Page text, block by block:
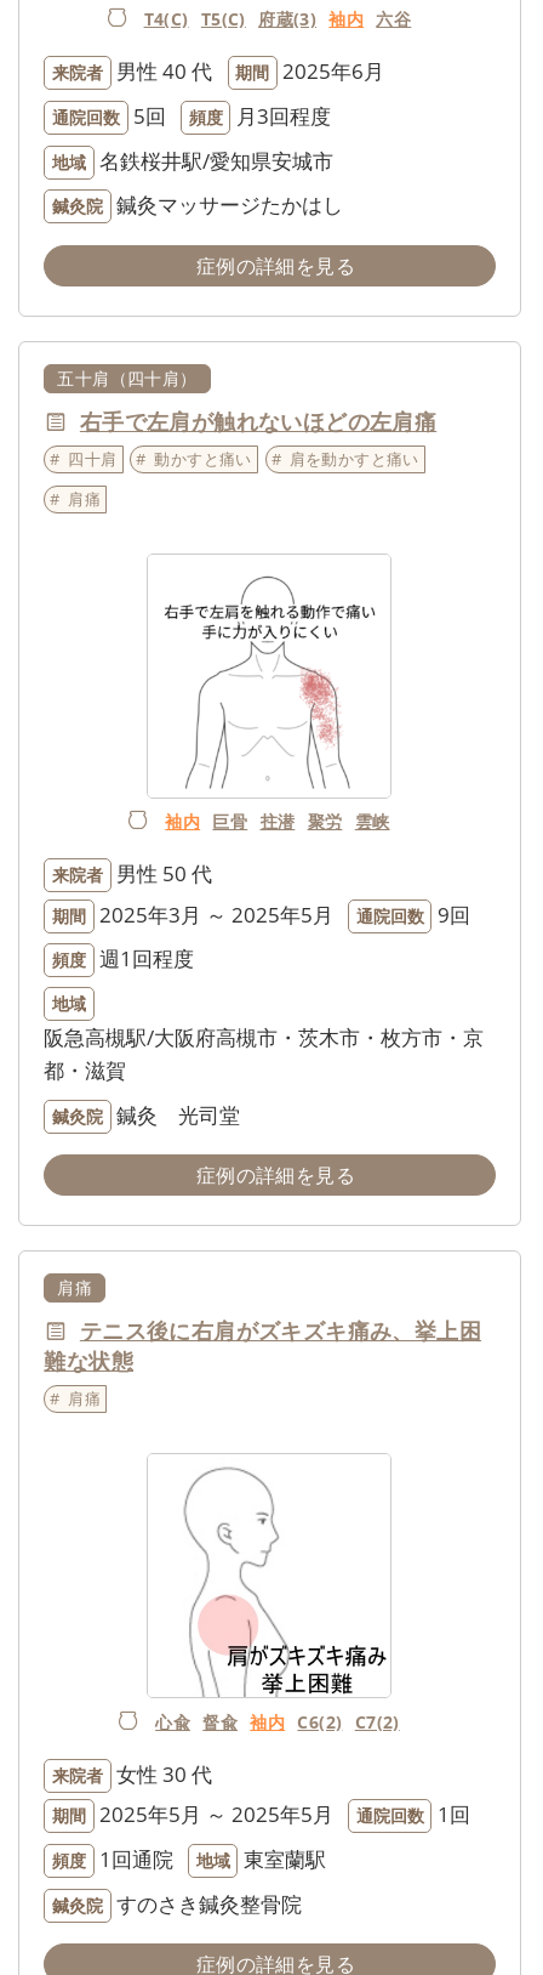
T4(C) T5(C) 府蔵(3) 袖内 六谷
来院者 男性 40 代 期間 2025年6月
通院回数 5回 頻度 月3回程度
地域 名鉄桜井駅/愛知県安城市
鍼灸院 鍼灸マッサージたかはし
症例の詳細を見る
五十肩（四十肩）
右手で左肩が触れないほどの左肩痛
四十肩 動かすと痛い
肩を動かすと痛い
肩痛
袖内 巨骨 拄潜 聚労 雲峡
来院者 男性 50 代
期間 2025年3月 ～ 2025年5月 通院回数 9回
頻度 週1回程度
地域
阪急高槻駅/大阪府高槻市・茨木市・枚方市・京
都・滋賀
鍼灸院 鍼灸 光司堂
症例の詳細を見る
肩痛
テニス後に右肩がズキズキ痛み、挙上困
難な状態
肩痛
心兪 督兪 袖内 C6(2) C7(2)
来院者 女性 30 代
期間 2025年5月 ～ 2025年5月 通院回数 1回
頻度 1回通院 地域 東室蘭駅
鍼灸院 すのさき鍼灸整骨院
症例の詳細を見る